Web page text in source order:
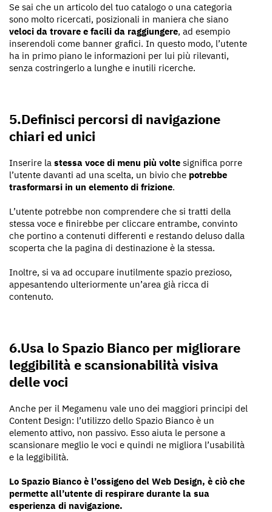
Se sai che un articolo del tuo catalogo o una categoria
sono molto ricercati, posizionali in maniera che siano
veloci da trovare e facili da raggiungere, ad esempio
inserendoli come banner grafici. In questo modo, l’utente
ha in primo piano le informazioni per lui più rilevanti,
senza costringerlo a lunghe e inutili ricerche.
5.Definisci percorsi di navigazione
chiari ed unici
Inserire la stessa voce di menu più volte significa porre
l’utente davanti ad una scelta, un bivio che potrebbe
trasformarsi in un elemento di frizione.
L’utente potrebbe non comprendere che si tratti della
stessa voce e finirebbe per cliccare entrambe, convinto
che portino a contenuti differenti e restando deluso dalla
scoperta che la pagina di destinazione è la stessa.
Inoltre, si va ad occupare inutilmente spazio prezioso,
appesantendo ulteriormente un’area già ricca di
contenuto.
6.Usa lo Spazio Bianco per migliorare
leggibilità e scansionabilità visiva
delle voci
Anche per il Megamenu vale uno dei maggiori principi del
Content Design: l’utilizzo dello Spazio Bianco è un
elemento attivo, non passivo. Esso aiuta le persone a
scansionare meglio le voci e quindi ne migliora l’usabilità
e la leggibilità.
Lo Spazio Bianco è l’ossigeno del Web Design, è ciò che
permette all’utente di respirare durante la sua
esperienza di navigazione.